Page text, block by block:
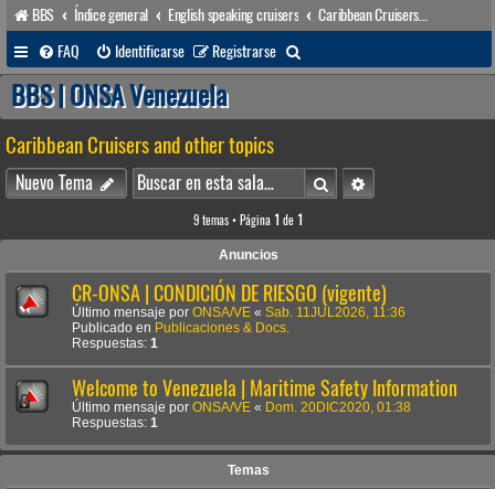
BBS Índice general English speaking cruisers
FAQ
Identificarse Registrarse
u
a
r
BBS | ONSA Venezuela
Caribbean Cruisers and other topics
Nuevo Tema BuscarBúsqueda avanzada
9 temas • Página 1 de 1
Anuncios
CR-ONSA | CONDICIÓN DE RIESGO (vigente)
Último mensaje por ONSA/VE « Sab. 11JUL2026, 11:36
Publicado en Publicaciones & Docs.
Respuestas: 1
Welcome to Venezuela | Maritime Safety Information
Último mensaje por ONSA/VE « Dom. 20DIC2020, 01:38
Respuestas: 1
Temas